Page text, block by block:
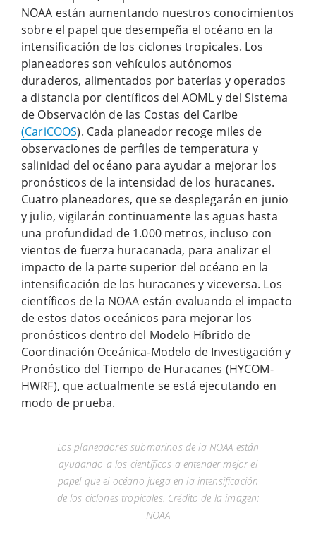
NOAA están aumentando nuestros conocimientos
sobre el papel que desempeña el océano en la
intensificación de los ciclones tropicales. Los
planeadores son vehículos autónomos
duraderos, alimentados por baterías y operados
a distancia por científicos del AOML y del Sistema
de Observación de las Costas del Caribe
(CariCOOS). Cada planeador recoge miles de
observaciones de perfiles de temperatura y
salinidad del océano para ayudar a mejorar los
pronósticos de la intensidad de los huracanes.
Cuatro planeadores, que se desplegarán en junio
y julio, vigilarán continuamente las aguas hasta
una profundidad de 1.000 metros, incluso con
vientos de fuerza huracanada, para analizar el
impacto de la parte superior del océano en la
intensificación de los huracanes y viceversa. Los
científicos de la NOAA están evaluando el impacto
de estos datos oceánicos para mejorar los
pronósticos dentro del Modelo Híbrido de
Coordinación Oceánica-Modelo de Investigación y
Pronóstico del Tiempo de Huracanes (HYCOM-
HWRF), que actualmente se está ejecutando en
modo de prueba.
Los planeadores submarinos de la NOAA están
ayudando a los científicos a entender mejor el
papel que el océano juega en la intensificación
de los ciclones tropicales. Crédito de la imagen:
NOAA